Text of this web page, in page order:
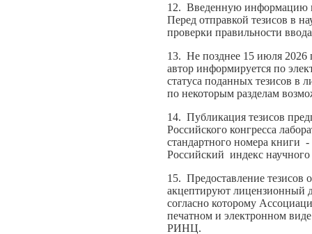
12. Введенную информацию
Перед отправкой тезисов в
проверки правильности
13. Не позднее 15 июля 2026
автор информируется по
статуса поданных тезисов в
по некоторым разделам
14. Публикация тезисов
Российского конгресса
стандартного номера книги
Российский индекс
15. Предоставление тезисов
акцептируют лицензионный
согласно которому
печатном и электронном виде
РИНЦ.